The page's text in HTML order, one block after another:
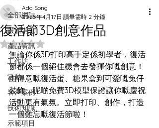
全部網誌
最新消息
產品資訊
工作坊
活動
客戶案例
技術知識
示範項目
復活節3D創意作品
Ada Song
2025年4月17日 讀畢需時 2 分鐘
評等為 NaN（最高為 5 顆星）。
無論你係3D打印高手定係初學者，復活
節都係一個絕佳機會去發揮你嘅創意！
由得意嘅復活蛋、糖果盒到可愛嘅兔仔
裝飾，呢啲免費3D模型保證讓你嘅慶祝
活動更有氣氛。立即打印、創作，打造
一個難忘嘅復活節啦！